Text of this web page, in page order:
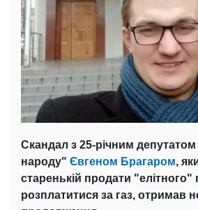
Скандал з 25-річним депутатом
народу" Євгеном Брагаром,
старенькій продати
розплатитися за газ, отримав